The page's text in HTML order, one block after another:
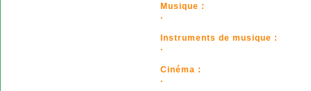
Musique :
.
Instruments de musique :
.
Cinéma :
.